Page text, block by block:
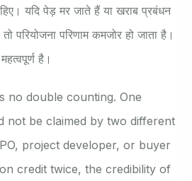
यदि पेड़ मर जाते हैं या खराब प्रबंधन
परियोजना परिणाम कमजोर हो जाता है।
है।
no double counting. One
not be claimed by two different
project developer, or buyer
credit twice, the credibility of